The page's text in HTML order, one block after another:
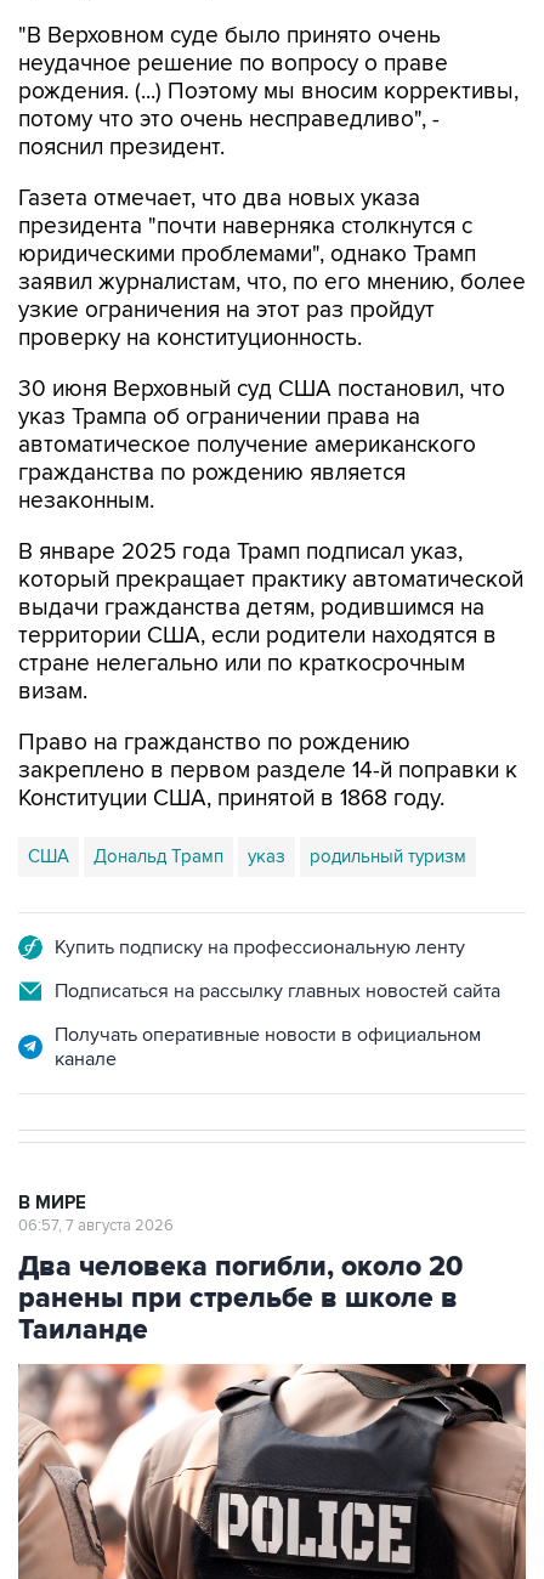
"В Верховном суде было принято очень
неудачное решение по вопросу о праве
рождения. (...) Поэтому мы вносим коррективы,
потому что это очень несправедливо", -
пояснил президент.
Газета отмечает, что два новых указа
президента "почти наверняка столкнутся с
юридическими проблемами", однако Трамп
заявил журналистам, что, по его мнению, более
узкие ограничения на этот раз пройдут
проверку на конституционность.
30 июня Верховный суд США постановил, что
указ Трампа об ограничении права на
автоматическое получение американского
гражданства по рождению является
незаконным.
В январе 2025 года Трамп подписал указ,
который прекращает практику автоматической
выдачи гражданства детям, родившимся на
территории США, если родители находятся в
стране нелегально или по краткосрочным
визам.
Право на гражданство по рождению
закреплено в первом разделе 14-й поправки к
Конституции США, принятой в 1868 году.
США Дональд Трамп указ родильный туризм
Купить подписку на профессиональную ленту
Подписаться на рассылку главных новостей сайта
Получать оперативные новости в официальном
канале
В МИРЕ
06:57, 7 августа 2026
Два человека погибли, около 20
ранены при стрельбе в школе в
Таиланде